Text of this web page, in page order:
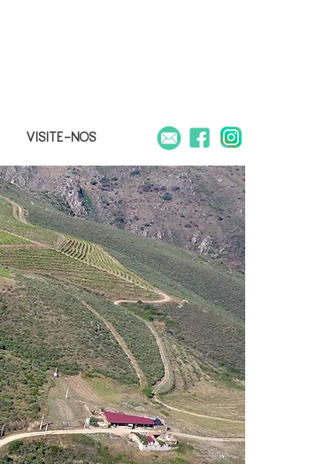
VISITE-NOS